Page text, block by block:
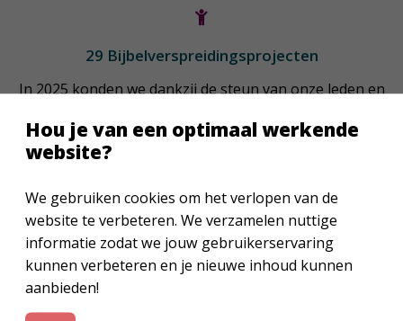
29 Bijbelverspreidingsprojecten
In 2025 konden we dankzij de steun van onze leden en
We hebben in 2025 216.297 Bijbels en Bijbelgedeelten
verspreid, wereldwijd.
Hou je van een optimaal werkende
website?
We gebruiken cookies om het verlopen van de
website te verbeteren. We verzamelen nuttige
informatie zodat we jouw gebruikerservaring
kunnen verbeteren en je nieuwe inhoud kunnen
aanbieden!